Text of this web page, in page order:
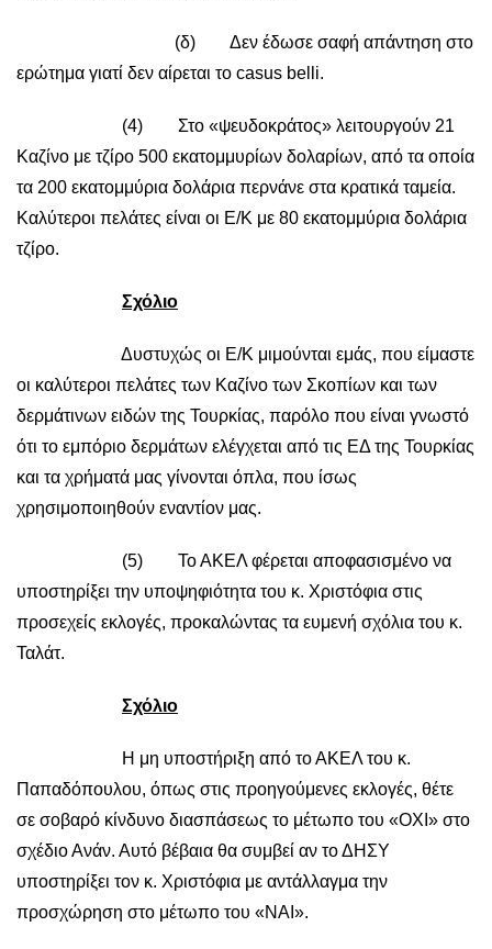
(δ) Δεν έδωσε σαφή απάντηση στο
ερώτημα γιατί δεν αίρεται το casus belli.
(4) Στο «ψευδοκράτος» λειτουργούν 21
Καζίνο με τζίρο 500 εκατομμυρίων δολαρίων, από τα οποία
τα 200 εκατομμύρια δολάρια περνάνε στα κρατικά ταμεία.
Καλύτεροι πελάτες είναι οι Ε/Κ με 80 εκατομμύρια δολάρια
τζίρο.
Σχόλιο
Δυστυχώς οι Ε/Κ μιμούνται εμάς, που είμαστε
οι καλύτεροι πελάτες των Καζίνο των Σκοπίων και των
δερμάτινων ειδών της Τουρκίας, παρόλο που είναι γνωστό
ότι το εμπόριο δερμάτων ελέγχεται από τις ΕΔ της Τουρκίας
και τα χρήματά μας γίνονται όπλα, που ίσως
χρησιμοποιηθούν εναντίον μας.
(5) Το ΑΚΕΛ φέρεται αποφασισμένο να
υποστηρίξει την υποψηφιότητα του κ. Χριστόφια στις
προσεχείς εκλογές, προκαλώντας τα ευμενή σχόλια του κ.
Ταλάτ.
Σχόλιο
Η μη υποστήριξη από το ΑΚΕΛ του κ.
Παπαδόπουλου, όπως στις προηγούμενες εκλογές, θέτε
σε σοβαρό κίνδυνο διασπάσεως το μέτωπο του «ΟΧΙ» στο
σχέδιο Ανάν. Αυτό βέβαια θα συμβεί αν το ΔΗΣΥ
υποστηρίξει τον κ. Χριστόφια με αντάλλαγμα την
προσχώρηση στο μέτωπο του «ΝΑΙ».